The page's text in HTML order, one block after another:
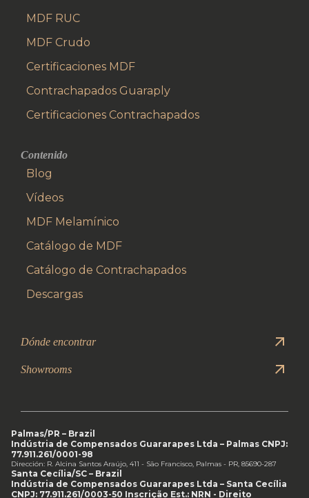
MDF RUC
MDF Crudo
Certificaciones MDF
Contrachapados Guaraply
Certificaciones Contrachapados
Contenido
Blog
Vídeos
MDF Melamínico
Catálogo de MDF
Catálogo de Contrachapados
Descargas
Dónde encontrar
Showrooms
Palmas/PR – Brazil
Indústria de Compensados Guararapes Ltda – Palmas CNPJ:
77.911.261/0001-98
Dirección: R. Alcina Santos Araújo, 411 - São Francisco, Palmas - PR, 85690-287
Santa Cecília/SC – Brazil
Indústria de Compensados Guararapes Ltda – Santa Cecília
CNPJ: 77.911.261/0003-50 Inscrição Est.: NRN - Direito